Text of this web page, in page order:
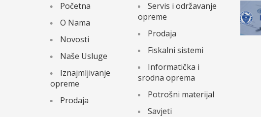
Početna
O Nama
Novosti
Naše Usluge
Iznajmljivanje
opreme
Prodaja
Servis i održavanje
opreme
Prodaja
Fiskalni sistemi
Informatička i
srodna oprema
Potrošni materijal
Savjeti